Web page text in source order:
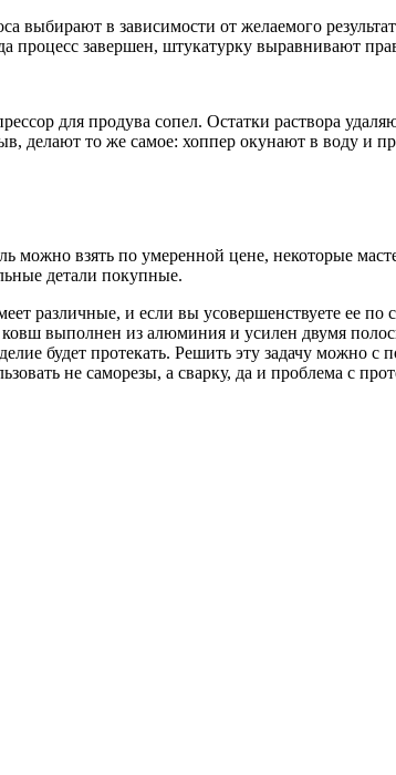
выбирают в зависимости от желаемого
процесс завершен, штукатурку выравнивают
для продува сопел. Остатки раствора
делают то же самое: хоппер окунают в воду и
взять по умеренной цене, некоторые
детали покупные.
различные, и если вы усовершенствуете ее
ковш выполнен из алюминия и усилен двумя
будет протекать. Решить эту задачу можно
не саморезы, а сварку, да и проблема с